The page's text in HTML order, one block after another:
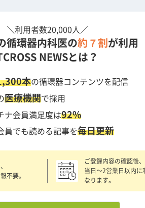
＼利用者数20,000人／
循環器内科医の約７割 が利用
NEWSとは？
本の循環器コンテンツを配信
医療機関で採用
ナ会員満足度は92%
員でも読める記事を毎日更新
不要。
ご登録内容の確認後、
当日〜2営業日以内に
なります。